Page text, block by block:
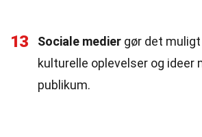
13 Sociale medier gør det
kulturelle oplevelser og ideer
publikum.